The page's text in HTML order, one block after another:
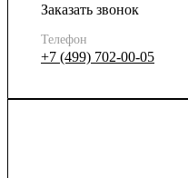
Заказать звонок
Телефон
+7 (499) 702-00-05